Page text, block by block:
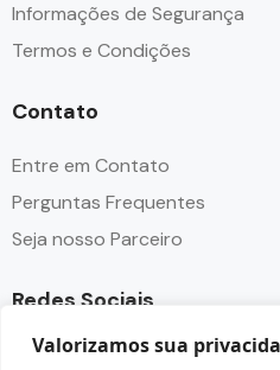
Valorizamos sua
Informações de Segurança
Termos e Condições
Contato
Entre em Contato
Perguntas Frequentes
Seja nosso Parceiro
Redes Sociais